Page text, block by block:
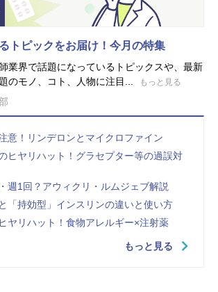
トピックをお届け！今月の特集
業界で話題になっているトピックスや、最新
のモノ、コト、人物に注目...
もっと見る
意！リンデロンとマイクロファイン
ヒヤリハット！グラセプター等の過誤対
週1回？アウィクリ・ルムジェブ解説
「持効型」インスリンの違いと使い方
ヤリハット！食物アレルギー×注射薬
もっと見る